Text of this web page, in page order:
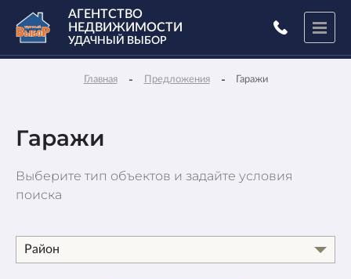
АГЕНТСТВО
НЕДВИЖИМОСТИ
УДАЧНЫЙ ВЫБОР
Главная - Предложения - Гаражи
Гаражи
Выберите тип объектов и задайте условия
поиска
Район